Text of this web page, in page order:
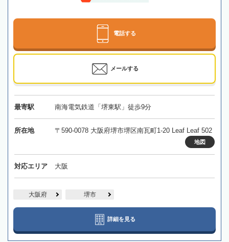
電話する
メールする
最寄駅 南海電気鉄道「堺東駅」徒歩9分
所在地 〒590-0078 大阪府堺市堺区南瓦町1-20 Leaf Leaf 502
地図
対応エリア 大阪
大阪府 堺市
詳細を見る